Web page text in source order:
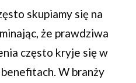
skupiamy się na
że prawdziwa
często kryje się w
W branży